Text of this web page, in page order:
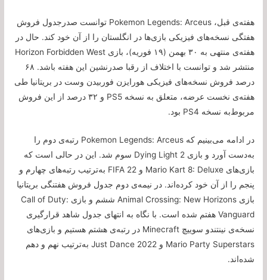
هفته‌ی قبل، Pokemon Legends: Arceus توانست صدرجدول فروش
هفتگی نسخه‌های فیزیکی بازی‌ها در انگلستان را از آن خود کند. حال در
هفته‌ی منتهی به ۳۰ بهمن (۱۹ فوریه)، بازی Horizon Forbidden West
منتشر شد و توانست با اختلاف از رقبا صدرنشین این هفته باشد. ۶۸
درصد فروش نسخه‌های فیزیکی هورایزن فوربیدن وست در بریتانیا طی
هفته‌ی نخست عرضه، متعلق به نسخه PS5 و ۳۲ درصد از این فروش
مربوط‌به نسخه PS4 بود.
در ادامه می‌بینیم که Pokemon Legends: Arceus رتبه‌ی دوم را
به‌دست آورد و بازی Dying Light 2 سوم شد. این در حالی است که
بازی‌های Mario Kart 8: Deluxe و FIFA 22 به‌ترتیب رتبه‌های چهارم و
پنجم را از آن خود کرده‌اند. در نیمه‌ی دوم جدول فروش هفتنگی بریتانیا
بازی Animal Crossing: New Horizons ششم و بازی Call of Duty:
Vanguard هفتم شده است. با نگاه به انتهای جدول شاهد قرارگیری
نسخه‌ی نینتندو سوییچ Minecraft در رتبه‌ی هشتم هستیم و بازی‌های
Mario Party Superstars و Just Dance 2022 به‌ترتیب نهم و دهم
شده‌اند.